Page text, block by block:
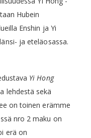
Hubein
Enshin ja Yi
ja eteläosassa.
Yi Hong
lehdestä sekä
on toinen erämme
nro 2 maku on
erä on